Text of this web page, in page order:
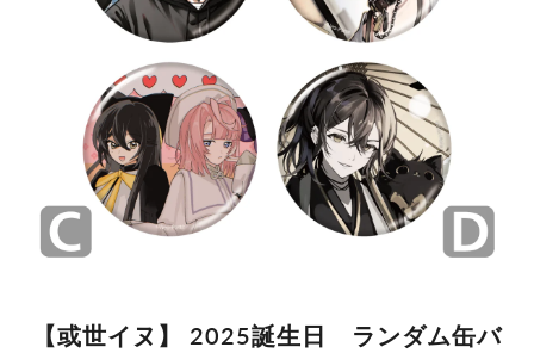
【或世イヌ】 2025誕生日 ランダム缶バ